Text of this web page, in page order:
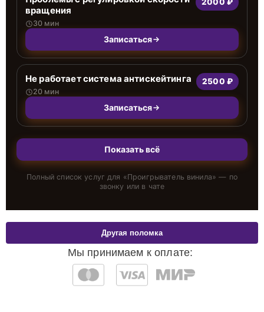
вращения
30 мин
Записаться
Не работает система антискейтинга
20 мин
2500 ₽
Записаться
Показать всё
Полный список услуг для «Проигрыватель винила» — по
звонку или в чате
Мы принимаем к оплате:
Другая поломка